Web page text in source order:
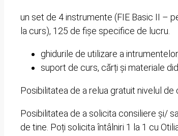
un set de 4 instrumente (FIE Basic II –
la curs), 125 de fișe specifice de lucru.
ghidurile de utilizare a
suport de curs, cărți și materiale
Posibilitatea de a relua gratuit nivelul de
Posibilitatea de a solicita consiliere și/
de tine. Poți solicita întâlniri 1 la 1 cu